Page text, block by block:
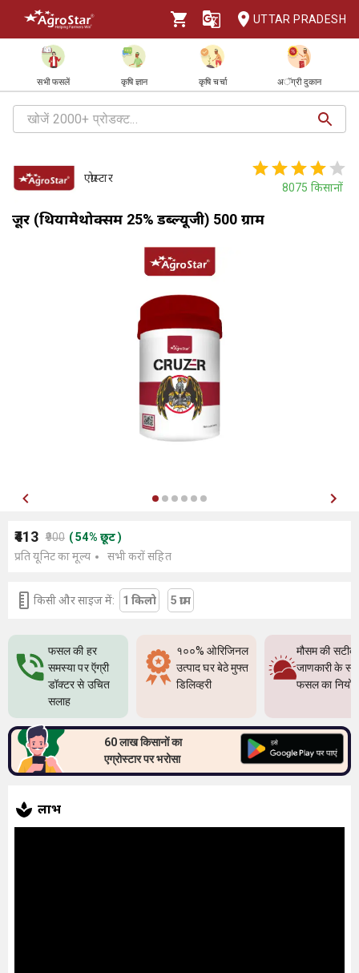
UTTAR PRADESH
सभी फसलें कृषि ज्ञान कृषि चर्चा अॅग्री दुकान
एग्रोस्टार
8075 किसानों
क्रूजर (थियामेथोक्सम 25% डब्ल्यूजी) 500 ग्राम
₹413 ₹900 (54% छूट)
प्रति यूनिट का मूल्य
सभी करों सहित
किसी और साइज में: 1 किलो 5 ग्राम
फसल की हर
समस्या पर ऍग्री
डॉक्टर से उचित
सलाह
१००% ओरिजिनल
उत्पाद घर बेठे मुफ्त
डिलिव्हरी
मौसम की सटीक
जाणकारी के
फसल का
60 लाख किसानों का
एग्रोस्टार पर भरोसा
लाभ